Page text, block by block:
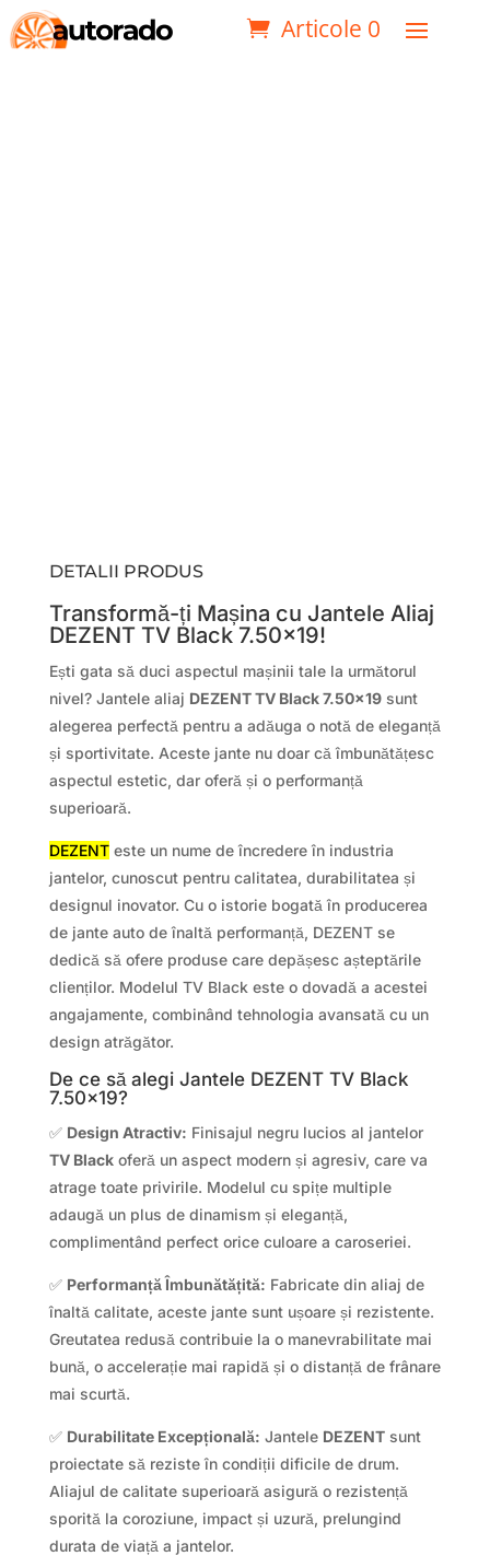
Articole 0
DETALII PRODUS
Transformă-ți Mașina cu Jantele Aliaj
DEZENT TV Black 7.50×19!
Ești gata să duci aspectul mașinii tale la următorul
nivel? Jantele aliaj DEZENT TV Black 7.50×19sunt
alegerea perfectă pentru a adăuga o notă de eleganță
și sportivitate. Aceste jante nu doar că îmbunătățesc
aspectul estetic, dar oferă și o performanță
superioară.
DEZENTeste un nume de încredere în industria
jantelor, cunoscut pentru calitatea, durabilitatea și
designul inovator. Cu o istorie bogată în producerea
de jante auto de înaltă performanță, DEZENT se
dedică să ofere produse care depășesc așteptările
clienților. Modelul TV Black este o dovadă a acestei
angajamente, combinând tehnologia avansată cu un
design atrăgător.
De ce să alegi Jantele DEZENT TV Black
7.50×19?
✅ Design Atractiv: Finisajul negru lucios al jantelor
TV Blackoferă un aspect modern și agresiv, care va
atrage toate privirile. Modelul cu spițe multiple
adaugă un plus de dinamism și eleganță,
complimentând perfect orice culoare a caroseriei.
✅ Performanță Îmbunătățită: Fabricate din aliaj de
înaltă calitate, aceste jante sunt ușoare și rezistente.
Greutatea redusă contribuie la o manevrabilitate mai
bună, o accelerație mai rapidă și o distanță de frânare
mai scurtă.
✅ Durabilitate Excepțională: Jantele DEZENTsunt
proiectate să reziste în condiții dificile de drum.
Aliajul de calitate superioară asigură o rezistență
sporită la coroziune, impact și uzură, prelungind
durata de viață a jantelor.